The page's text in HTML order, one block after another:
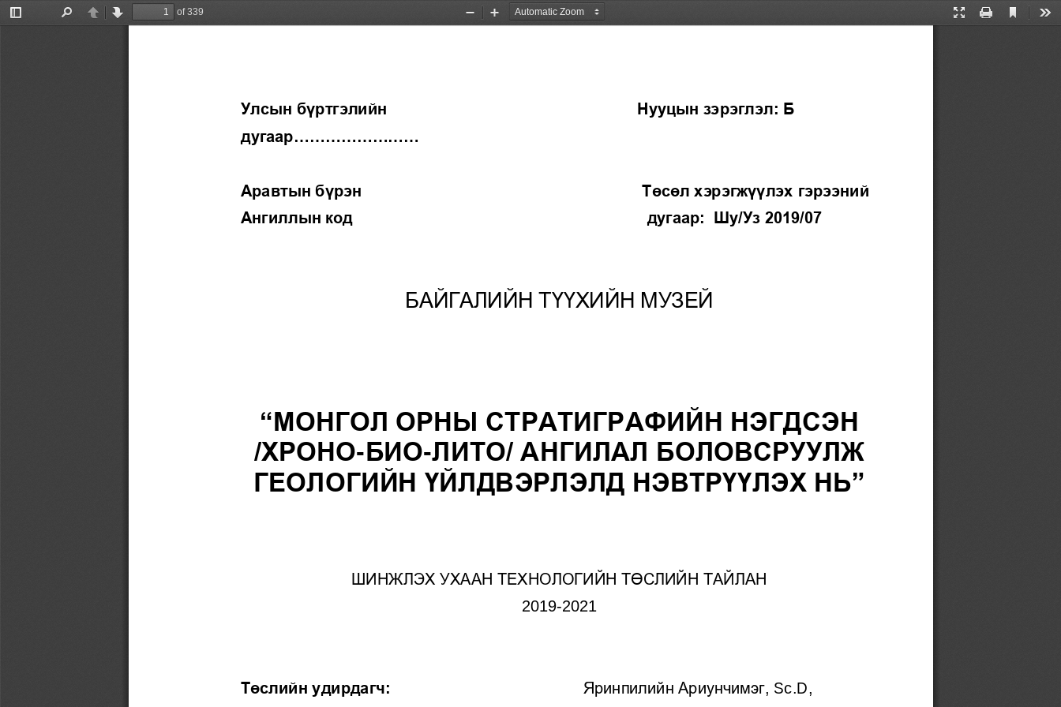
Toggle
PreviousNext
of 339
Presentation
Print
Current
Zoom
Zoom
Улсын бүртгэлийн Нууцын зэрэглэл: Б
дугаар........................
Аравтын бүрэн                                                                Төсөл хэрэгжүүлэх гэрээний
Ангиллын код
дугаар: Шу/Уз 2019/07
БАЙГАЛИЙН ТҮҮХИЙН МУЗЕЙ
“МОНГОЛ ОРНЫ СТРАТИГРАФИЙН НЭГДСЭН
/ХРОНО-БИО-ЛИТО/ АНГИЛАЛ БОЛОВСРУУЛЖ
ГЕОЛОГИЙН ҮЙЛДВЭРЛЭЛД НЭВТРҮҮЛЭХ НЬ”
ШИНЖЛЭХ УХААН ТЕХНОЛОГИЙН ТӨСЛИЙН ТАЙЛАН
2019-2021
Төслийн удирдагч: Яринпилийн Ариунчимэг, Sc.D